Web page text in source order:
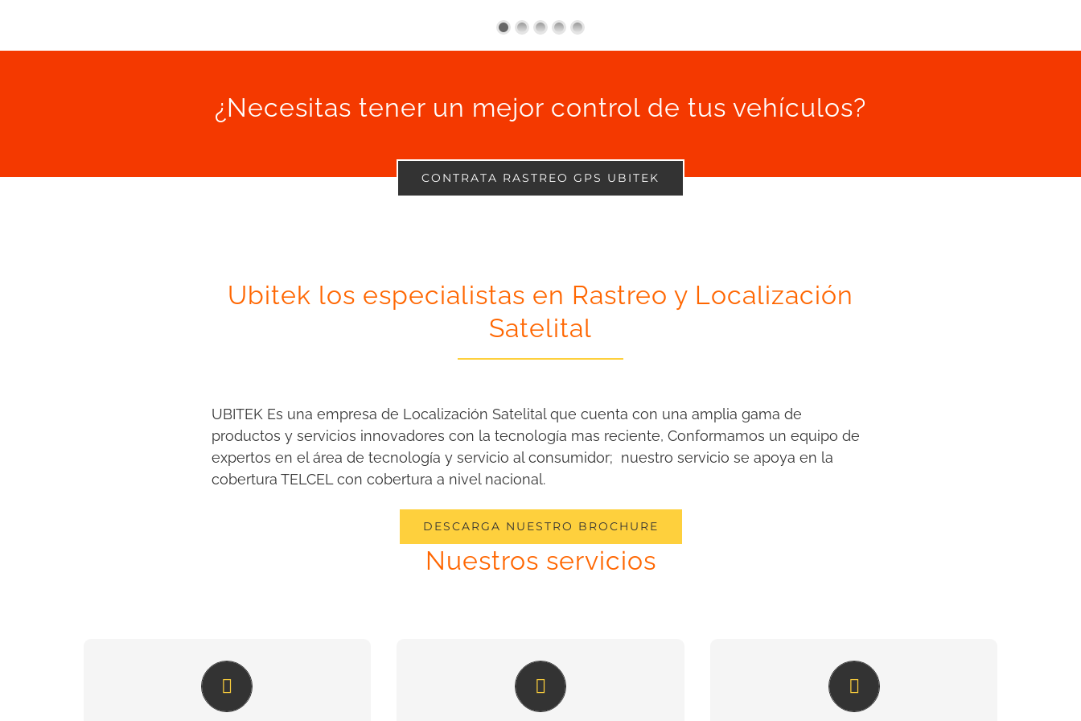
¿Necesitas tener un mejor control de tus vehículos?
CONTRATA RASTREO GPS UBITEK
Ubitek los especialistas en Rastreo y Localización
Satelital
UBITEK Es una empresa de Localización Satelital que cuenta con una amplia gama de
productos y servicios innovadores con la tecnología mas reciente, Conformamos un equipo de
expertos en el área de tecnología y servicio al consumidor; nuestro servicio se apoya en la
cobertura TELCEL con cobertura a nivel nacional.
DESCARGA NUESTRO BROCHURE
Nuestros servicios
La solución para cuidar de tu
familia
Cuida tu automóvil o
motocicleta
Solución efectiva para cada
industria